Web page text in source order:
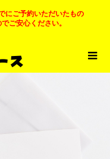
にご予約いただいたもの
ご安心ください。